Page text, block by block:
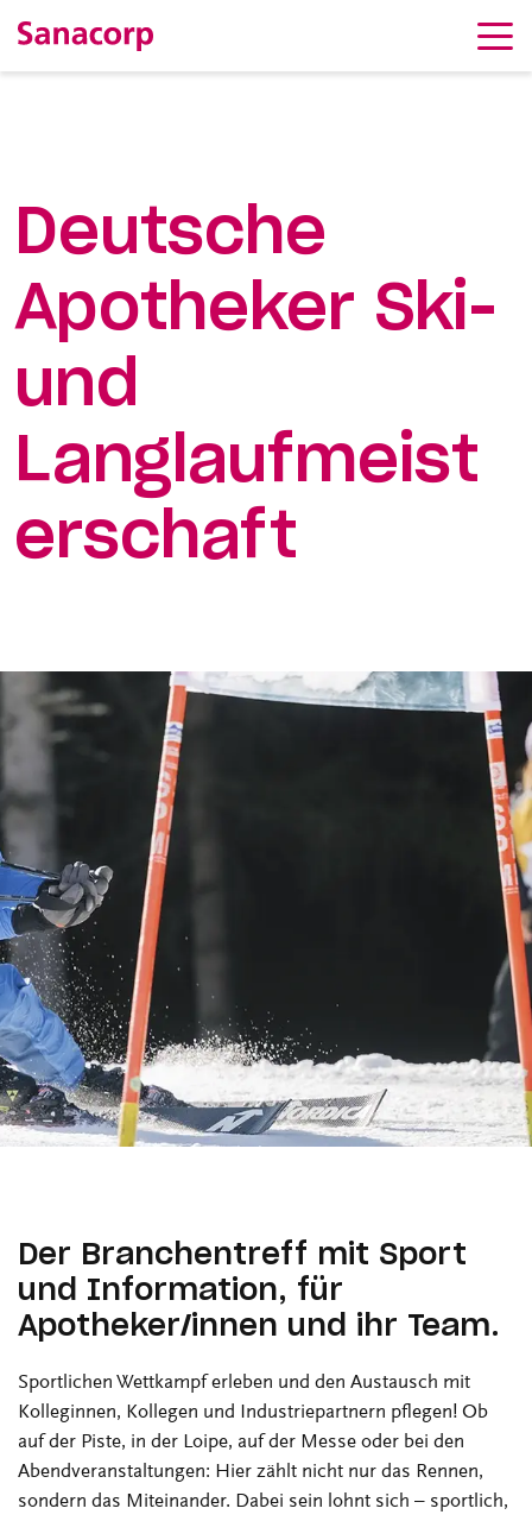
Deutsche
Apotheker Ski-
und
Langlaufmeist
erschaft
Der Branchentreff mit Sport
und Information, für
Apotheker/innen und ihr Team.
Sportlichen Wettkampf erleben und den Austausch mit
Kolleginnen, Kollegen und Industriepartnern pflegen! Ob
auf der Piste, in der Loipe, auf der Messe oder bei den
Abendveranstaltungen: Hier zählt nicht nur das Rennen,
sondern das Miteinander. Dabei sein lohnt sich – sportlich,